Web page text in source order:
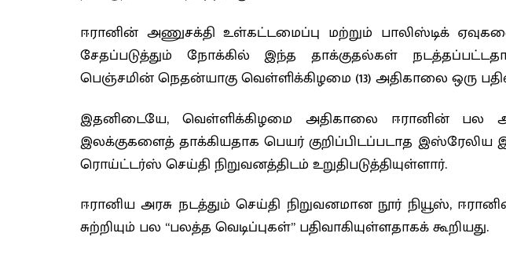
ஈரானின் அணுசக்தி உள்கட்டமைப்பு மற்றும் பாலிஸ்டிக்
சேதப்படுத்தும் நோக்கில் இந்த தாக்குதல்கள்
பெஞ்சமின் நெதன்யாகு வெள்ளிக்கிழமை (13) அதிகாலை ஒரு
இதனிடையே, வெள்ளிக்கிழமை அதிகாலை ஈரானின் பல
இலக்குகளைத் தாக்கியதாக பெயர் குறிப்பிடப்படாத இஸ்ரேலிய
ரொய்ட்டர்ஸ் செய்தி நிறுவனத்திடம் உறுதிபடுத்தியுள்ளார்.
ஈரானிய அரசு நடத்தும் செய்தி நிறுவனமான நூர் நியூஸ்,
சுற்றியும் பல “பலத்த வெடிப்புகள்” பதிவாகியுள்ளதாகக் கூறியது.